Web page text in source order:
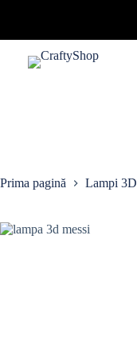
Prima pagină Lampi 3D